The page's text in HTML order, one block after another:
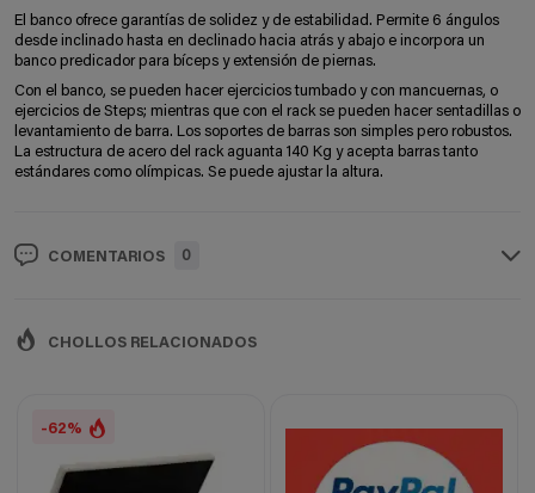
El banco ofrece garantías de solidez y de estabilidad. Permite 6 ángulos
desde inclinado hasta en declinado hacia atrás y abajo e incorpora un
banco predicador para bíceps y extensión de piernas.
Con el banco, se pueden hacer ejercicios tumbado y con mancuernas, o
ejercicios de Steps; mientras que con el rack se pueden hacer sentadillas o
levantamiento de barra. Los soportes de barras son simples pero robustos.
La estructura de acero del rack aguanta 140 Kg y acepta barras tanto
estándares como olímpicas. Se puede ajustar la altura.
COMENTARIOS 0
CHOLLOS RELACIONADOS
-62%